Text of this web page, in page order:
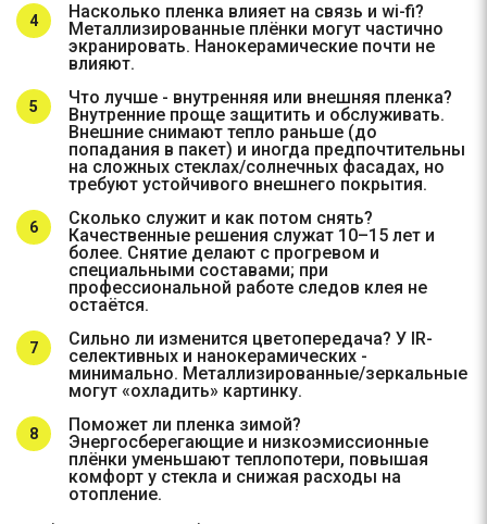
Насколько пленка влияет на связь и wi-fi?
Металлизированные плёнки могут частично
экранировать. Нанокерамические почти не
влияют.
Что лучше - внутренняя или внешняя пленка?
Внутренние проще защитить и обслуживать.
Внешние снимают тепло раньше (до
попадания в пакет) и иногда предпочтительны
на сложных стеклах/солнечных фасадах, но
требуют устойчивого внешнего покрытия.
Сколько служит и как потом снять?
Качественные решения служат 10–15 лет и
более. Снятие делают с прогревом и
специальными составами; при
профессиональной работе следов клея не
остаётся.
Сильно ли изменится цветопередача? У IR-
селективных и нанокерамических -
минимально. Металлизированные/зеркальные
могут «охладить» картинку.
Поможет ли пленка зимой?
Энергосберегающие и низкоэмиссионные
плёнки уменьшают теплопотери, повышая
комфорт у стекла и снижая расходы на
отопление.